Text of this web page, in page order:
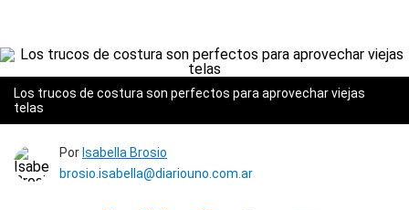
Los trucos de costura son perfectos para aprovechar viejas
telas
Por Isabella Brosio
brosio.isabella@diariouno.com.ar